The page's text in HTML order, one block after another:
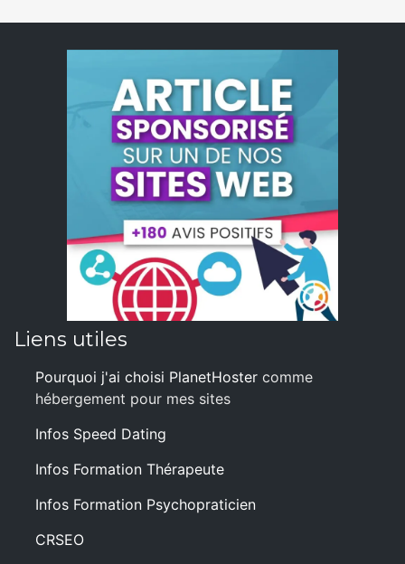
Liens utiles
Pourquoi j'ai choisi PlanetHoster comme
hébergement pour mes sites
Infos Speed Dating
Infos Formation Thérapeute
Infos Formation Psychopraticien
CRSEO